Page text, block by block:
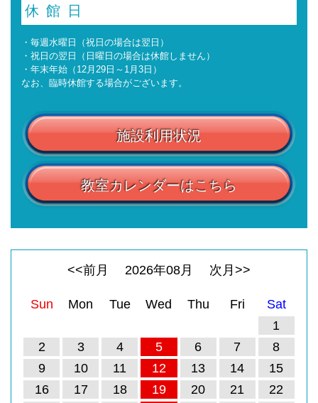
休館日
・毎週水曜日（祝日の場合は翌日）
・祝日の翌日（日曜日の場合は休館しません）
・年末年始（12月29日～1月3日）
なお、臨時休館する場合がございます。
施設利用状況
教室カレンダーはこちら
<<前月 2026年08月 次月>>
Sun Mon Tue Wed Thu Fri
Sat
1
2
3 4 5 6 7
8
9
10 11 12 13 14
15
16
17 18 19 20 21
22